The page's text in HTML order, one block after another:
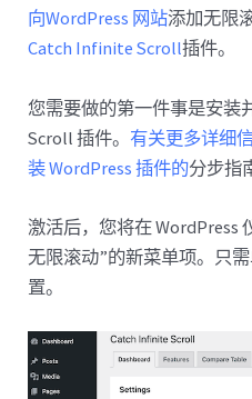
向WordPress 网站添加无限
Catch Infinite Scroll插件。
您需要做的第一件事是安装
Scroll 插件。 有关更多详细
装 WordPress 插件的分步指
激活后，您将在 WordPress
无限滚动”的新菜单项。只
置。